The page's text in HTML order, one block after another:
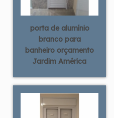
porta de alumínio
branco para
banheiro orçamento
Jardim América